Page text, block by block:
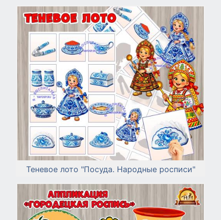
Теневое лото "Посуда. Народные росписи"